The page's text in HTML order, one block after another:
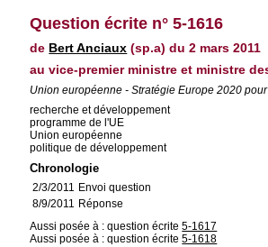
Question écrite n° 5-1616
de Bert Anciaux (sp.a) du 2 mars 2011
au vice-premier ministre et ministre
Union européenne - Stratégie Europe 2020
recherche et développement
programme de l'UE
Union européenne
politique de développement
Chronologie
2/3/2011 Envoi question
8/9/2011 Réponse
Aussi posée à : question écrite5-1617
Aussi posée à : question écrite5-1618